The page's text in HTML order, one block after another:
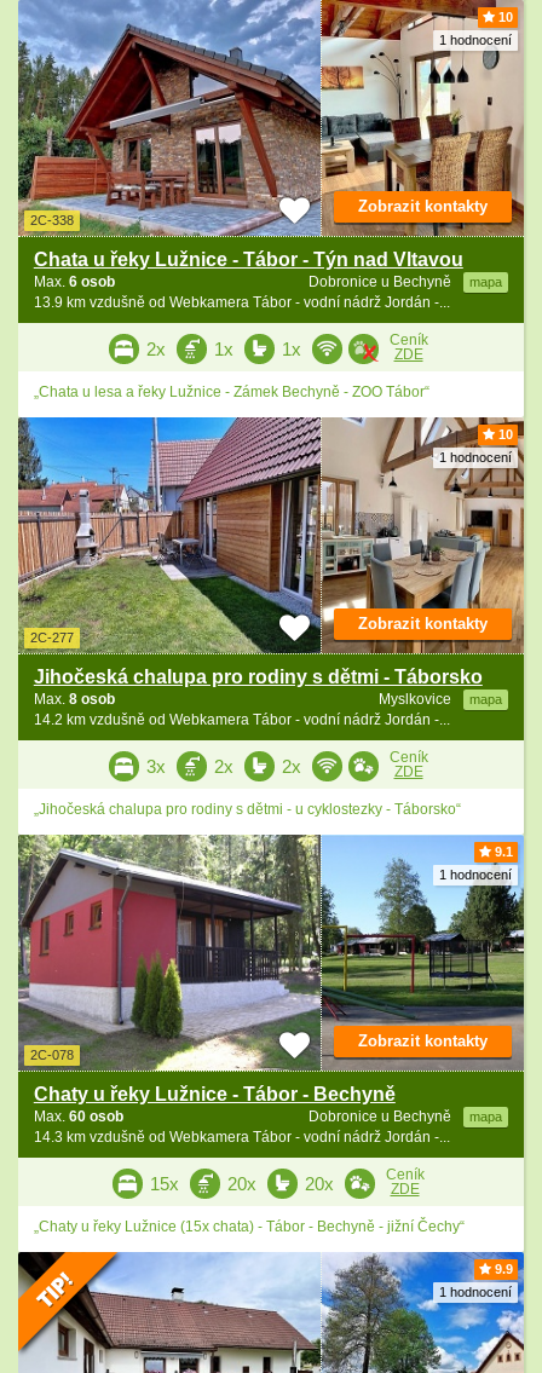
10
1 hodnocení
2C-338
Chata u řeky Lužnice - Tábor - Týn nad Vltavou
Dobronice u Bechyně mapa
Max. 6 osob
13.9 km vzdušně od Webkamera Tábor - vodní nádrž Jordán -...
Zobrazit kontakty
2x 1x 1x
Ceník
ZDE
„Chata u lesa a řeky Lužnice - Zámek Bechyně - ZOO Tábor“
10
1 hodnocení
2C-277
Jihočeská chalupa pro rodiny s dětmi - Táborsko
Myslkovice mapa
Max. 8 osob
14.2 km vzdušně od Webkamera Tábor - vodní nádrž Jordán -...
Zobrazit kontakty
3x 2x 2x
Ceník
ZDE
„Jihočeská chalupa pro rodiny s dětmi - u cyklostezky - Táborsko“
9.1
1 hodnocení
2C-078
Chaty u řeky Lužnice - Tábor - Bechyně
Dobronice u Bechyně mapa
Max. 60 osob
14.3 km vzdušně od Webkamera Tábor - vodní nádrž Jordán -...
Zobrazit kontakty
15x 20x 20x
Ceník
ZDE
„Chaty u řeky Lužnice (15x chata) - Tábor - Bechyně - jižní Čechy“
9.9
1 hodnocení